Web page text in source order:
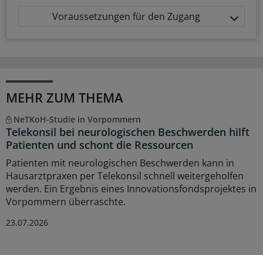
Voraussetzungen für den Zugang
MEHR ZUM THEMA
NeTKoH-Studie in Vorpommern
Telekonsil bei neurologischen Beschwerden hilft
Patienten und schont die Ressourcen
Patienten mit neurologischen Beschwerden kann in
Hausarztpraxen per Telekonsil schnell weitergeholfen
werden. Ein Ergebnis eines Innovationsfondsprojektes in
Vorpommern überraschte.
23.07.2026